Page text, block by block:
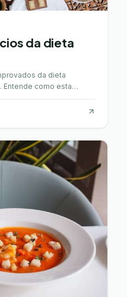
da dieta
da dieta
Entende como esta
teu bem-estar de forma